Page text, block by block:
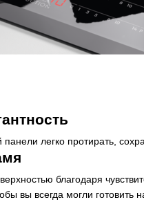
легко протирать,
благодаря
вы всегда могли готовить